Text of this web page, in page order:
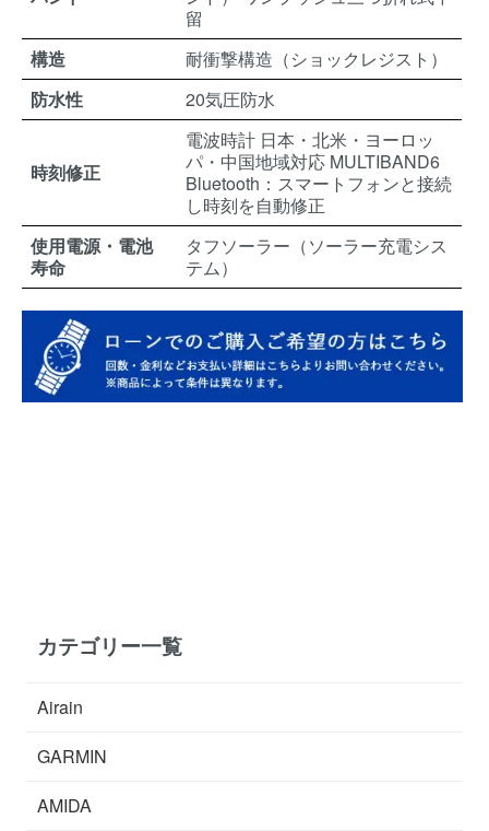
留
構造
耐衝撃構造（ショックレジスト）
防水性
20気圧防水
時刻修正
電波時計 日本・北米・ヨーロッ
パ・中国地域対応 MULTIBAND6
Bluetooth：スマートフォンと接続
し時刻を自動修正
使用電源・電池
寿命
タフソーラー（ソーラー充電シス
テム）
カテゴリー一覧
Airain
GARMIN
AMIDA